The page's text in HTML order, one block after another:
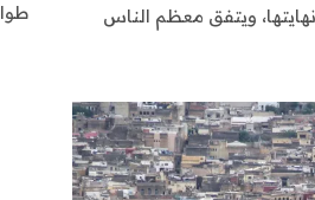
ويتفق معظم الناس